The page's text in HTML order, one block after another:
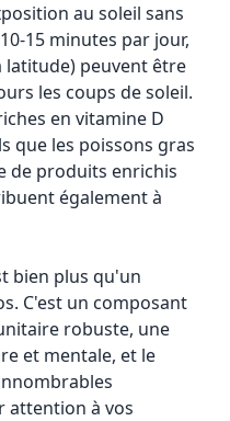
au soleil sans
15 minutes par jour,
latitude) peuvent être
les coups de soleil.
en vitamine D
que les poissons gras
de produits enrichis
également à
bien plus qu'un
C'est un composant
robuste, une
et mentale, et le
attention à vos